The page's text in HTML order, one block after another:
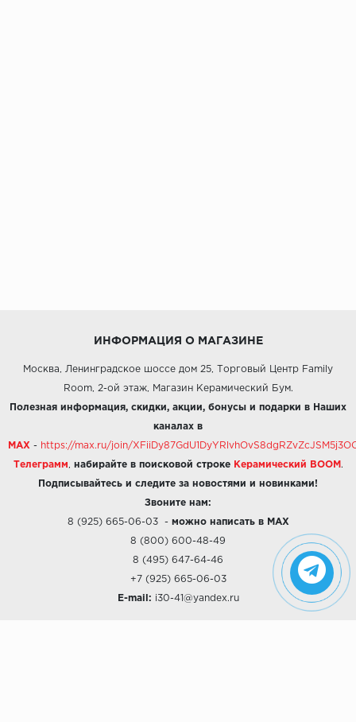
ИНФОРМАЦИЯ О МАГАЗИНЕ
Москва, Ленинградское шоссе дом 25, Торговый Центр Family
Room, 2-ой этаж, Магазин Керамический Бум.
Полезная информация, скидки, акции, бонусы и подарки в Наших
каналах в
MAX - https://max.ru/join/
Телеграмм набирайте в поисковой строке Керамический BOOM .
Подписывайтесь и следите за новостями и новинками!
Звоните нам:
8 (925) 665-06-03- можно написать в MAX
8 (800) 600-48-49
8 (495) 647-64-46
+7 (925) 665-06-03
E-mail: i30-41@yandex.ru